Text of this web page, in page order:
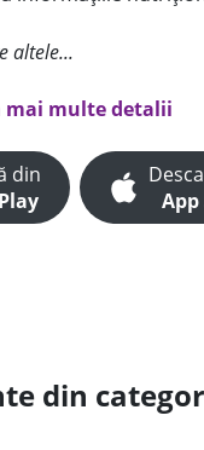
altele...
mai multe detalii
din
App
din